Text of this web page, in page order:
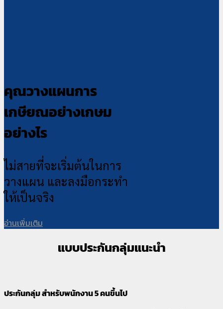
คุณวางแผนการ
เกษียณอย่างเกษม
อย่างไร
ไม่สายที่จะเริ่มต้นในการ
วางแผน และลงมือกระทำ
ให้เป็นจริง
อ่านเพิ่มเติม
แบบประกันกลุ่มแนะนำ
ประกันกลุ่ม สำหรับพนักงาน 5 คนขึ้นไป